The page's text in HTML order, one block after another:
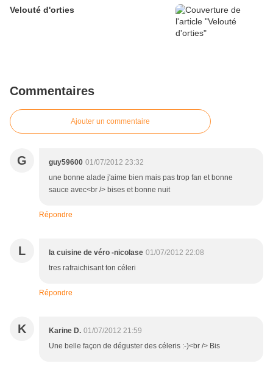
Velouté d'orties
Commentaires
Ajouter un commentaire
G guy59600 01/07/2012 23:32
une bonne alade j'aime bien mais pas trop fan et bonne
sauce avec<br /> bises et bonne nuit
Répondre
L la cuisine de véro -nicolase 01/07/2012 22:08
tres rafraichisant ton céleri
Répondre
K Karine D. 01/07/2012 21:59
Une belle façon de déguster des céleris :-)<br /> Bis